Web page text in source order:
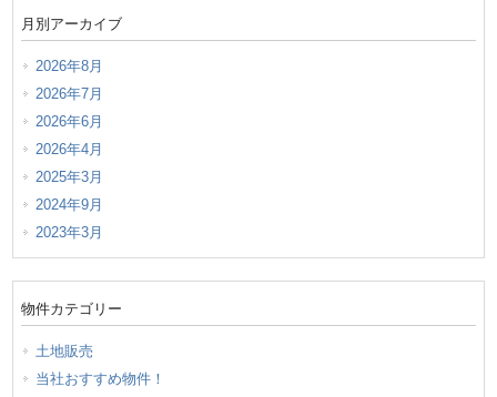
月別アーカイブ
2026年8月
2026年7月
2026年6月
2026年4月
2025年3月
2024年9月
2023年3月
物件カテゴリー
土地販売
当社おすすめ物件！